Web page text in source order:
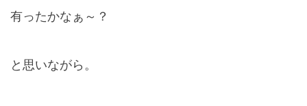
有ったかなぁ～？
と思いながら。